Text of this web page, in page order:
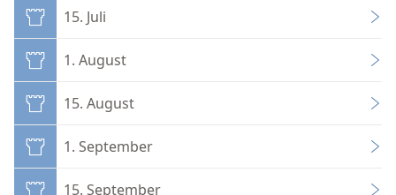
15. Juli
1. August
15. August
1. September
15. September